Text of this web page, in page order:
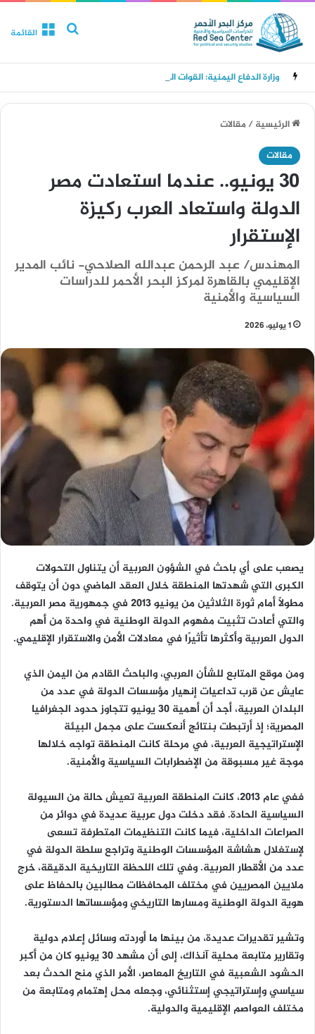
القائمةبحث عن
الرئيسية/مقالات
مقالات
30 يونيو.. عندما استعادت مصر
الدولة واستعاد العرب ركيزة
الإستقرار
المهندس/ عبد الرحمن عبدالله الصلاحي- نائب المدير
الإقليمي بالقاهرة لمركز البحر الأحمر للدراسات
السياسية والأمنية
1 يوليو، 2026
يصعب على أي باحث في الشؤون العربية أن يتناول التحولات
الكبرى التي شهدتها المنطقة خلال العقد الماضي دون أن يتوقف
مطولًا أمام ثورة الثلاثين من يونيو 2013 في جمهورية مصر العربية.
والتي أعادت تثبيت مفهوم الدولة الوطنية في واحدة من أهم
الدول العربية وأكثرها تأثيرًا في معادلات الأمن والاستقرار الإقليمي.
ومن موقع المتابع للشأن العربي، والباحث القادم من اليمن الذي
عايش عن قرب تداعيات إنهيار مؤسسات الدولة في عدد من
البلدان العربية، أجد أن أهمية 30 يونيو تتجاوز حدود الجغرافيا
المصرية؛ إذ أرتبطت بنتائج أنعكست على مجمل البيئة
الإستراتيجية العربية، في مرحلة كانت المنطقة تواجه خلالها
موجة غير مسبوقة من الإضطرابات السياسية والأمنية.
ففي عام 2013، كانت المنطقة العربية تعيش حالة من السيولة
السياسية الحادة. فقد دخلت دول عربية عديدة في دوائر من
الصراعات الداخلية، فيما كانت التنظيمات المتطرفة تسعى
لإستغلال هشاشة المؤسسات الوطنية وتراجع سلطة الدولة في
عدد من الأقطار العربية. وفي تلك اللحظة التاريخية الدقيقة، خرج
ملايين المصريين في مختلف المحافظات مطالبين بالحفاظ على
هوية الدولة الوطنية ومسارها التاريخي ومؤسساتها الدستورية.
وتشير تقديرات عديدة، من بينها ما أوردته وسائل إعلام دولية
وتقارير متابعة محلية آنذاك، إلى أن مشهد 30 يونيو كان من أكبر
الحشود الشعبية في التاريخ المعاصر، الأمر الذي منح الحدث بعد
سياسي وإستراتيجي إستثنائي، وجعله محل إهتمام ومتابعة من
مختلف العواصم الإقليمية والدولية.